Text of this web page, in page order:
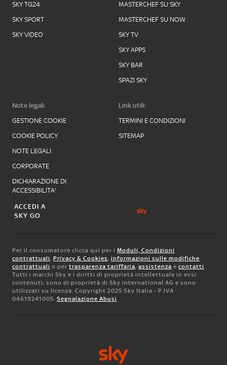
SKY TG24
SKY SPORT
SKY VIDEO
MASTERCHEF SU SKY
MASTERCHEF SU NOW
SKY TV
SKY APPS
SKY BAR
SPAZI SKY
Note legali:
GESTIONE COOKIE
COOKIE POLICY
NOTE LEGALI
CORPORATE
DICHIARAZIONE DI
ACCESSIBILITA'
Link utili:
TERMINI E CONDIZIONI
SITEMAP
ACCEDI A
SKY GO
Per il consumatore clicca qui per i Moduli, Condizioni
contrattuali, Privacy & Cookies, informazioni sulle modifiche
contrattuali o per trasparenza tariffaria, assistenza e contatti.
Tutti i marchi Sky e i diritti di proprietà intellettuale in essi
contenuti, sono di proprietà di Sky international AG e sono
utilizzati su licenza. Copyright 2025 Sky Italia - P.IVA
04619241005. Segnalazione Abusi